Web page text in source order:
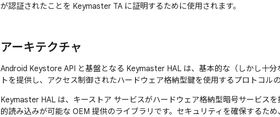
が認証されたことを Keymaster TA に証明するために使用されます。
アーキテクチャ
Android Keystore API と基盤となる Keymaster HAL は、基本的な（しかし十分
トを提供し、アクセス制御されたハードウェア格納型鍵を使用するプロトコル
Keymaster HAL は、キーストア サービスがハードウェア格納型暗号サービス
的読み込みが可能な OEM 提供のライブラリです。セキュリティを確保するた